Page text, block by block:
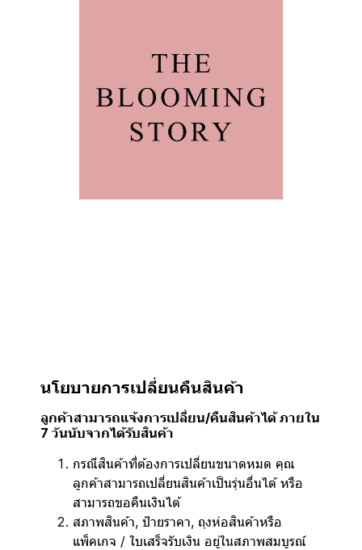
นโยบายการเปลี่ยนคืนสินค้า
ลูกค้าสามารถแจ้งการเปลี่ยน/คืนสินค้าได้ ภายใน
7 วันนับจากได้รับสินค้า
กรณีสินค้าที่ต้องการเปลี่ยนขนาดหมด คุณ
ลูกค้าสามารถเปลี่ยนสินค้าเป็นรุ่นอื่นได้ หรือ
สามารถขอคืนเงินได้
สภาพสินค้า, ป้ายราคา, ถุงห่อสินค้าหรือ
แพ็คเกจ / ใบเสร็จรับเงิน อยู่ในสภาพสมบูรณ์